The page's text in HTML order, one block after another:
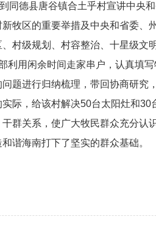
同德县唐谷镇合土乎村宣讲中央
牧区的重要举措及中央和省委
村级规划、村容整治、十星级
利用闲余时间走家串户，认真填
题进行归纳梳理，带回协商研
际，给该村解决50台太阳灶和
群关系，使广大牧民群众充分
谐海南打下了坚实的群众基础。